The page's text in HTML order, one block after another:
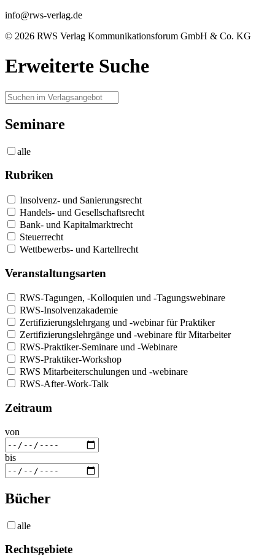
info@rws-verlag.de
© 2026 RWS Verlag Kommunikationsforum GmbH & Co. KG
Erweiterte Suche
Seminare
alle
Rubriken
Insolvenz- und Sanierungsrecht
Handels- und Gesellschaftsrecht
Bank- und Kapitalmarktrecht
Steuerrecht
Wettbewerbs- und Kartellrecht
Veranstaltungsarten
RWS-Tagungen, -Kolloquien und -Tagungswebinare
RWS-Insolvenzakademie
Zertifizierungslehrgang und -webinar für Praktiker
Zertifizierungslehrgänge und -webinare für Mitarbeiter
RWS-Praktiker-Seminare und -Webinare
RWS-Praktiker-Workshop
RWS Mitarbeiterschulungen und -webinare
RWS-After-Work-Talk
Zeitraum
von
bis
Bücher
alle
Rechtsgebiete